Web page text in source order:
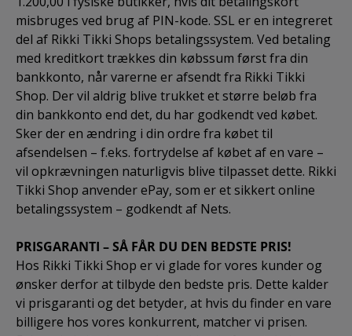
misbruges ved brug af PIN-kode. SSL er en integreret
del af Rikki Tikki Shops betalingssystem. Ved betaling
med kreditkort trækkes din købssum først fra din
bankkonto, når varerne er afsendt fra Rikki Tikki
Shop. Der vil aldrig blive trukket et større beløb fra
din bankkonto end det, du har godkendt ved købet.
Sker der en ændring i din ordre fra købet til
afsendelsen – f.eks. fortrydelse af købet af en vare –
vil opkrævningen naturligvis blive tilpasset dette. Rikki
Tikki Shop anvender ePay, som er et sikkert online
betalingssystem – godkendt af Nets.
PRISGARANTI – SÅ FÅR DU DEN BEDSTE PRIS!
Hos Rikki Tikki Shop er vi glade for vores kunder og
ønsker derfor at tilbyde den bedste pris. Dette kalder
vi prisgaranti og det betyder, at hvis du finder en vare
billigere hos vores konkurrent, matcher vi prisen.